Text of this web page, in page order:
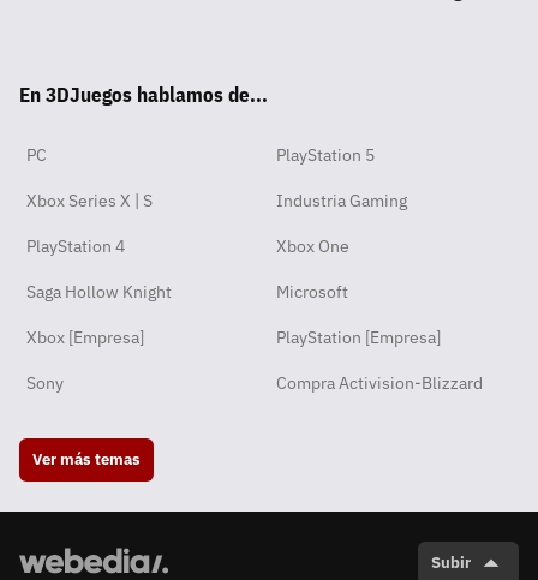
pp
ok
En 3DJuegos hablamos de...
PC PlayStation 5
Xbox Series X | S Industria Gaming
PlayStation 4 Xbox One
Saga Hollow Knight Microsoft
Xbox [Empresa] PlayStation [Empresa]
Sony Compra Activision-Blizzard
Ver más temas
Subir